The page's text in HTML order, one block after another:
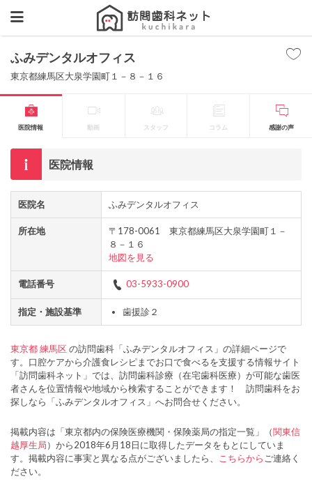
ふみデンタルオフィス
東京都練馬区大泉学園町１－８－１６
医院情報 動画 スタッフ コラム 感謝の声
医院情報
医院名 ふみデンタルオフィス
所在地
〒178-0061 東京都練馬区大泉学園町１－
８－１６
地図を見る
電話番号 03-5933-0900
指定・施設基準 歯援診２
東京都練馬区の訪問歯科「ふみデンタルオフィス」の詳細ページで
す。口腔ケアから介護食レシピまでお口で食べるを支援する情報サイト
「訪問歯科ネット」では、訪問歯科診療（在宅歯科医療）が可能な歯医
者さんを位置情報や地域から検索することができます！ 訪問歯科をお
探しなら「ふみデンタルオフィス」へお問合せください。
掲載内容は「東京都内の保険医療機関・保険薬局の指定一覧」（関東信
越厚生局）から2018年6月18日に取得したデータをもとにしていま
す。掲載内容に事実と異なる点がございましたら、
こちらから ご連絡く
ださい。